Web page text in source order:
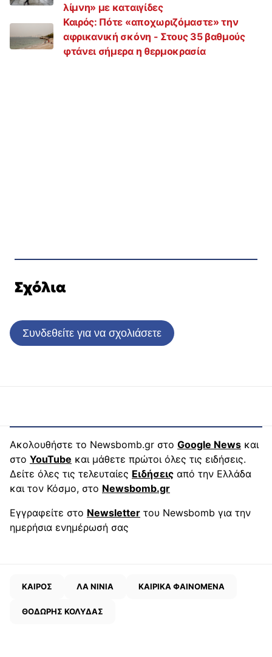
λίμνη» με καταιγίδες
Καιρός: Πότε «αποχωριζόμαστε» την
αφρικανική σκόνη - Στους 35 βαθμούς
φτάνει σήμερα η θερμοκρασία
Σχόλια
Συνδεθείτε για να σχολιάσετε
Ακολουθήστε το Newsbomb.gr στο Google News και
στο YouTube και μάθετε πρώτοι όλες τις ειδήσεις.
Δείτε όλες τις τελευταίες Ειδήσεις από την Ελλάδα
και τον Κόσμο, στο Newsbomb.gr
Εγγραφείτε στο Newsletter του Newsbomb για την
ημερήσια ενημέρωσή σας
ΚΑΙΡΟΣ ΛΑ ΝΙΝΙΑ ΚΑΙΡΙΚΑ ΦΑΙΝΟΜΕΝΑ
ΘΟΔΩΡΗΣ ΚΟΛΥΔΑΣ